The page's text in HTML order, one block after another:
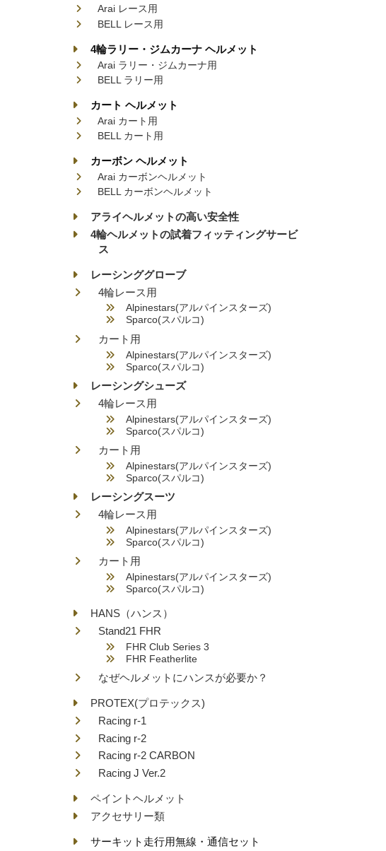
Arai レース用
BELL レース用
4輪ラリー・ジムカーナ ヘルメット
Arai ラリー・ジムカーナ用
BELL ラリー用
カート ヘルメット
Arai カート用
BELL カート用
カーボン ヘルメット
Arai カーボンヘルメット
BELL カーボンヘルメット
アライヘルメットの高い安全性
4輪ヘルメットの試着フィッティングサービ
ス
レーシンググローブ
4輪レース用
Alpinestars(アルパインスターズ)
Sparco(スパルコ)
カート用
Alpinestars(アルパインスターズ)
Sparco(スパルコ)
レーシングシューズ
4輪レース用
Alpinestars(アルパインスターズ)
Sparco(スパルコ)
カート用
Alpinestars(アルパインスターズ)
Sparco(スパルコ)
レーシングスーツ
4輪レース用
Alpinestars(アルパインスターズ)
Sparco(スパルコ)
カート用
Alpinestars(アルパインスターズ)
Sparco(スパルコ)
HANS（ハンス）
Stand21 FHR
FHR Club Series 3
FHR Featherlite
なぜヘルメットにハンスが必要か？
PROTEX(プロテックス)
Racing r-1
Racing r-2
Racing r-2 CARBON
Racing J Ver.2
ペイントヘルメット
アクセサリー類
サーキット走行用無線・通信セット